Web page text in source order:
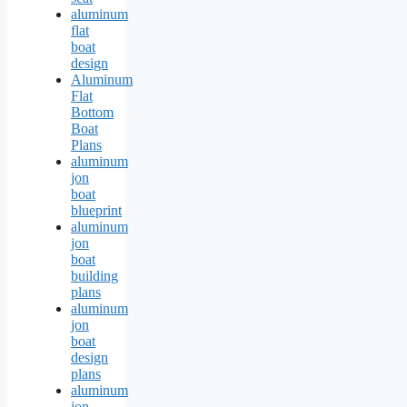
aluminum
flat
boat
design
Aluminum
Flat
Bottom
Boat
Plans
aluminum
jon
boat
blueprint
aluminum
jon
boat
building
plans
aluminum
jon
boat
design
plans
aluminum